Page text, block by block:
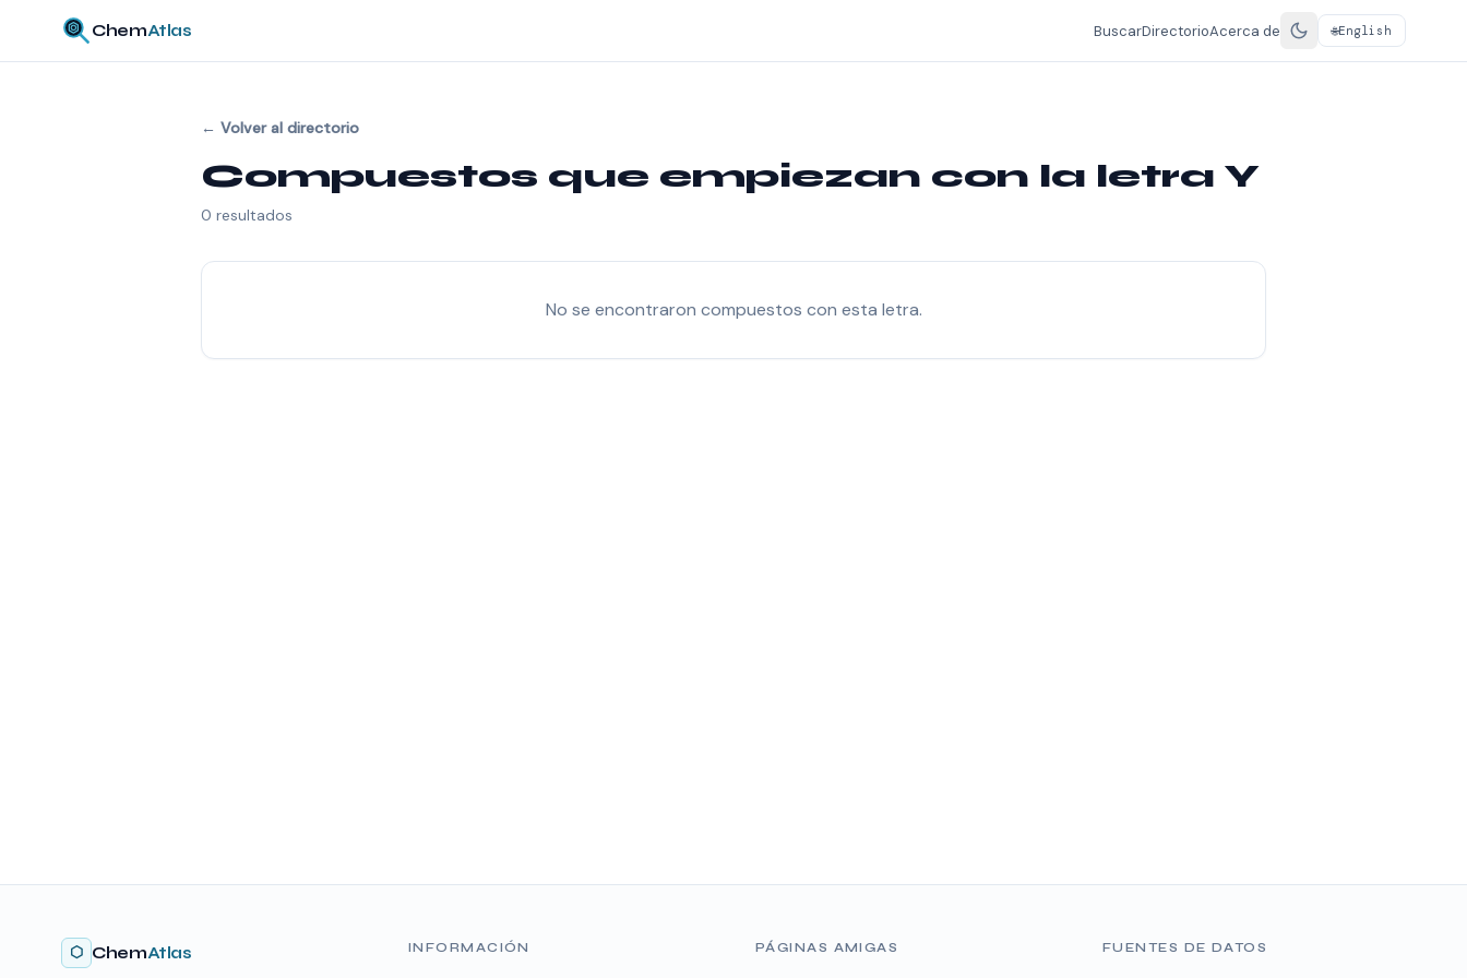
ChemAtlas BuscarDirectorioAcerca de 🌐English
← Volver al directorio
Compuestos que empiezan con la letra Y
0 resultados
No se encontraron compuestos con esta letra.
⬡ ChemAtlas INFORMACIÓN PÁGINAS AMIGAS FUENTES DE DATOS